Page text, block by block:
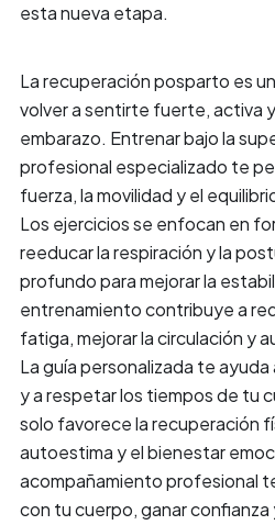
esta nueva etapa.
La recuperación posparto es
volver a sentirte fuerte, activa
embarazo. Entrenar bajo la
profesional especializado te
fuerza, la movilidad y el
Los ejercicios se enfocan en
reeducar la respiración y la
profundo para mejorar la
entrenamiento contribuye a
fatiga, mejorar la circulación y
La guía personalizada te
y a respetar los tiempos de tu
solo favorece la recuperación
autoestima y el bienestar
acompañamiento profesional
con tu cuerpo, ganar